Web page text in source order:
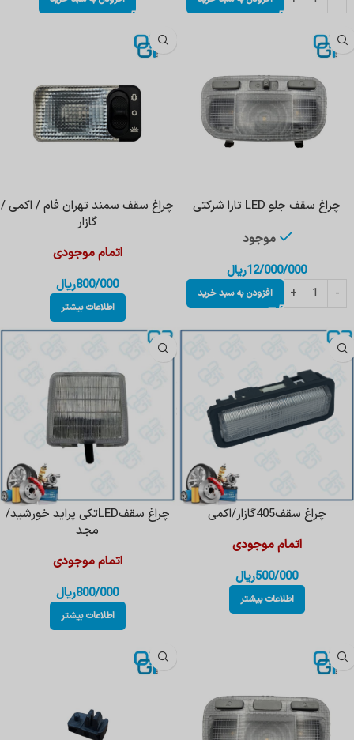
چراغ سقف جلو LED تارا شرکتی
موجود
12/000/000ریال
افزودن به سبد خرید
چراغ سقف سمند تهران فام / اکمی /
گازار
اتمام موجودی
800/000ریال
اطلاعات بیشتر
چراغ سقف405گازار/اکمی
اتمام موجودی
500/000ریال
اطلاعات بیشتر
چراغ سقفLEDتکی پراید خورشید/
مجد
اتمام موجودی
800/000ریال
اطلاعات بیشتر